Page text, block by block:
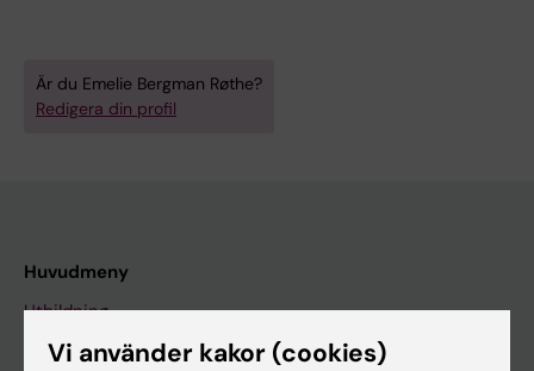
Är du Emelie Bergman Røthe?
Redigera din profil
Huvudmeny
Utbildning
Forskarutbildning
Vi använder kakor (cookies)